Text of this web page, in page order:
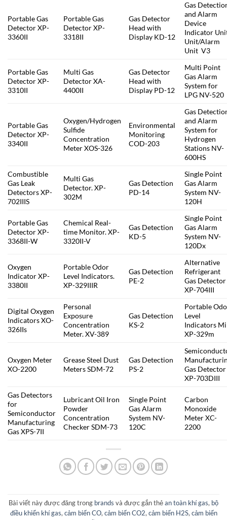
Portable Gas
Detector XP-
3360II
Portable Gas
Detector XP-
3318II
Gas Detector
Head with
Display KD-12
Gas
and Alarm
Device
Indicator
Unit/Alarm
Unit V3
Portable Gas
Detector XP-
3310II
Multi Gas
Detector XA-
4400II
Gas Detector
Head with
Display PD-12
Multi Point
Gas Alarm
System for
LPG NV-520
Portable Gas
Detector XP-
3340II
Oxygen/Hydrogen
Sulfide
Concentration
Meter XOS-326
Environmental
Monitoring
COD-203
Gas
and Alarm
System for
Hydrogen
Stations NV-
600HS
Combustible
Gas Leak
Detectors XP-
702IIIS
Multi Gas
Detector. XP-
302M
Gas Detection
PD-14
Single Point
Gas Alarm
System NV-
120H
Portable Gas
Detector XP-
3368II-W
Chemical Real-
time Monitor. XP-
3320II-V
Gas Detection
KD-5
Single Point
Gas Alarm
System NV-
120Dx
Oxygen
Indicator XP-
3380II
Portable Odor
Level Indicators.
XP-329IIIR
Gas Detection
PE-2
Alternative
Refrigerant
Gas Detector
XP-704III
Digital Oxygen
Indicators XO-
326IIs
Personal
Exposure
Concentration
Meter. XV-389
Gas Detection
KS-2
Portable
Level
Indicators
XP-329m
Oxygen Meter
XO-2200
Grease Steel Dust
Meters SDM-72
Gas Detection
PS-2
Gas Detector
XP-703DIII
Gas Detectors
for
Semiconductor
Manufacturing
Gas XPS-7II
Lubricant Oil Iron
Powder
Concentration
Checker SDM-73
Single Point
Gas Alarm
System NV-
120C
Carbon
Monoxide
Meter XC-
2200
Bài viết này được đăng trong brands và được gắn thẻan toàn khí gas, bộ
điều khiển khí gas, cảm biến CO, cảm biến CO2, cảm biến H2S, cảm biến